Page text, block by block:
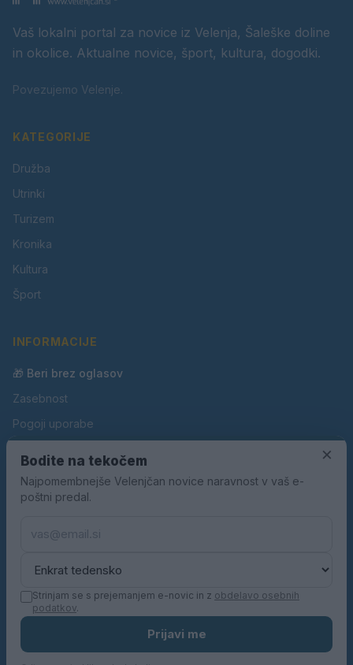
Vaš lokalni portal za novice iz Velenja, Šaleške doline
in okolice. Aktualne novice, šport, kultura, dogodki.
Povezujemo Velenje.
KATEGORIJE
Družba
Utrinki
Turizem
Kronika
Kultura
Šport
INFORMACIJE
🎁 Beri brez oglasov
Zasebnost
Pogoji uporabe
Oglaševanje
Kontakt
KN MEDIA d.o.o.
×
Bodite na tekočem
Najpomembnejše Velenjčan novice naravnost v vaš e-
poštni predal.
Strinjam se s prejemanjem e-novic in z obdelavo osebnih
podatkov.
Prijavi me